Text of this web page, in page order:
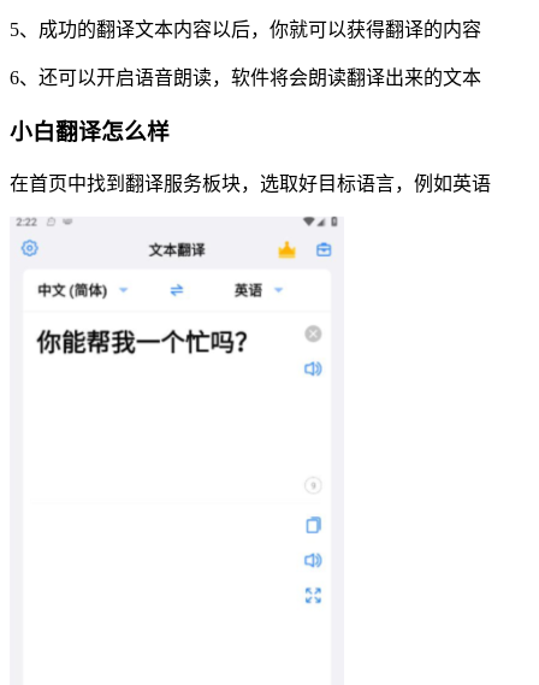
5、成功的翻译文本内容以后，你就可以获得翻译的内容
6、还可以开启语音朗读，软件将会朗读翻译出来的文本
小白翻译怎么样
在首页中找到翻译服务板块，选取好目标语言，例如英语